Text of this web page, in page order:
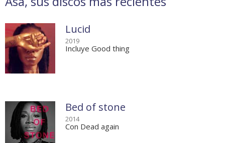
Lucid
2019
Incluye Good thing
Bed of stone
2014
Con Dead again